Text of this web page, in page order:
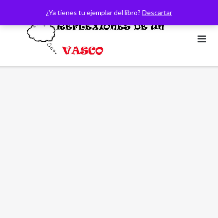
¿Ya tienes tu ejemplar del libro? Descartar
contenido